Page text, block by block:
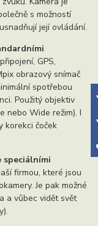
s možností
její ovládání.
GPS,
obrazový snímač
spotřebou
Použitý objektiv
nebo Wide režim). I
korekci čoček
speciálními
firmou, které jsou
Je pak možné
a vůbec vidět svět